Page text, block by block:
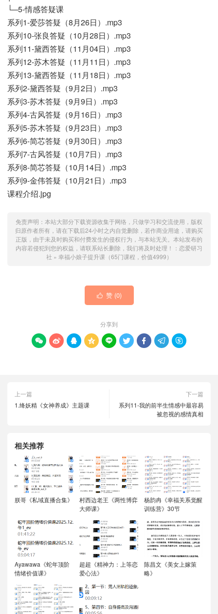
└─5-情感答疑课
系列1-爱莎答疑（8月26日）.mp3
系列10-张良答疑（10月28日）.mp3
系列11-黛西答疑（11月04日）.mp3
系列12-苏木答疑（11月11日）.mp3
系列13-黛西答疑（11月18日）.mp3
系列2-黛西答疑（9月2日）.mp3
系列3-苏木答疑（9月9日）.mp3
系列4-古风答疑（9月16日）.mp3
系列5-苏木答疑（9月23日）.mp3
系列6-简芯答疑（9月30日）.mp3
系列7-古风答疑（10月7日）.mp3
系列8-简芯答疑（10月14日）.mp3
系列9-金伟答疑（10月21日）.mp3
课程介绍.jpg
免责声明：本站大部分下载资源收集于网络，只做学习和交流使用，版权
归原作者所有，请在下载后24小时之内自觉删除，若作商业用途，请购买
正版，由于未及时购买和付费发生的侵权行为，与本站无关。本站发布的
内容若侵犯到您的权益，请联系站长删除，我们将及时处理！： 恋爱研习
社 » 幸福小娘子提升课（65门课程，价值4999）
 赞 (0)
分享到
        
上一篇
1.绛妖精《女神养成》主题课
下一篇
系列11-我的前半生情感中最容易
被忽视的感情真相
相关推荐
朕哥《私域直播合集》
村西边老王《两性博弈
大师课》
杨韵冉《幸福关系觉醒
训练营》30节
Ayawawa《蛇年顶阶
情绪价值课》
超超《精神力：上等恋
爱心法》
陈昌文《美女上嫁策
略》